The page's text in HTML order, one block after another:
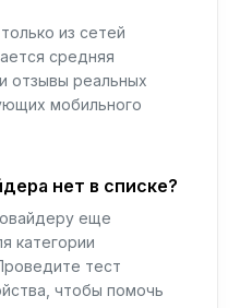
из сетей
средняя
отзывы реальных
мобильного
нет в списке?
еще
категории
тест
чтобы помочь